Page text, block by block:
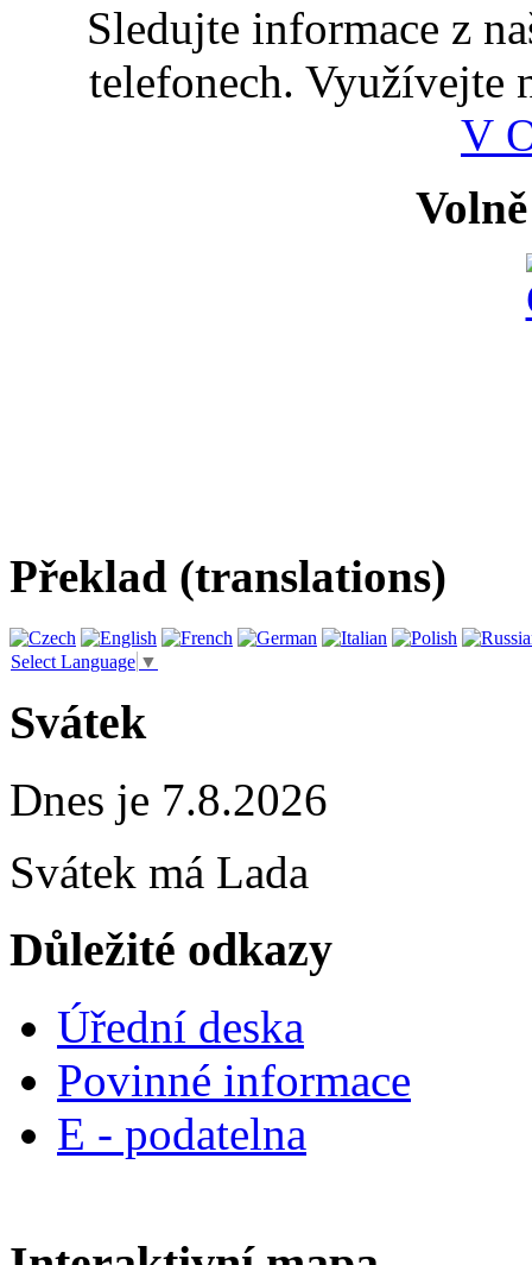
Sledujte informace z
telefonech. Využívejte
V
Překlad (translations)
Select Language ▼
Svátek
Dnes je 7.8.2026
Svátek má Lada
Důležité odkazy
Úřední deska
Povinné informace
E - podatelna